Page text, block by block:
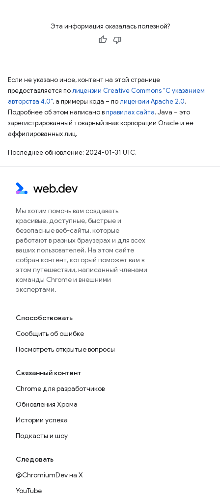
Эта информация оказалась полезной?
Если не указано иное, контент на этой странице
предоставляется полицензии Creative Commons "С указанием
авторства 4.0", а примеры кода – полицензии Apache 2.0.
Подробнее об этом написано вправилах сайта. Java – это
зарегистрированный товарный знак корпорации Oracle и ее
аффилированных лиц.
Последнее обновление: 2024-01-31 UTC.
Мы хотим помочь вам создавать
красивые, доступные, быстрые и
безопасные веб-сайты, которые
работают в разных браузерах и для всех
ваших пользователей. На этом сайте
собран контент, который поможет вам в
этом путешествии, написанный членами
команды Chrome и внешними
экспертами.
Способствовать
Сообщить об ошибке
Посмотреть открытые вопросы
Связанный контент
Chrome для разработчиков
Обновления Хрома
Истории успеха
Подкасты и шоу
Следовать
@ChromiumDev на X
YouTube